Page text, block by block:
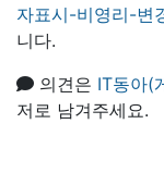
자표시-비영리-변
니다.
의견은 IT동아(
저로 남겨주세요.